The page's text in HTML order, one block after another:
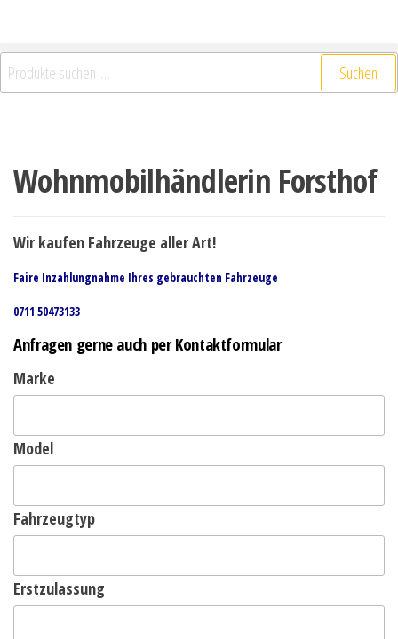
Suchen
Wohnmobilhändlerin Forsthof
Wir kaufen Fahrzeuge aller Art!
Faire Inzahlungnahme Ihres gebrauchten Fahrzeuge
0711 50473133
Anfragen gerne auch per Kontaktformular
Marke
Model
Fahrzeugtyp
Erstzulassung